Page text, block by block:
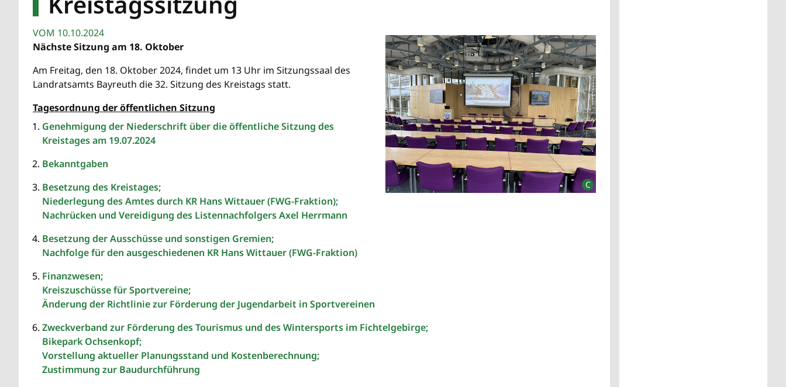
VOM 10.10.2024
Nächste Sitzung am 18. Oktober
Am Freitag, den 18. Oktober 2024, findet um 13 Uhr im Sitzungssaal des
Landratsamts Bayreuth die 32. Sitzung des Kreistags statt.
Tagesordnung der öffentlichen Sitzung
Genehmigung der Niederschrift über die öffentliche Sitzung des
Kreistages am 19.07.2024
Bekanntgaben
Besetzung des Kreistages;
Niederlegung des Amtes durch KR Hans Wittauer (FWG-Fraktion);
Nachrücken und Vereidigung des Listennachfolgers Axel Herrmann
Besetzung der Ausschüsse und sonstigen Gremien;
Nachfolge für den ausgeschiedenen KR Hans Wittauer (FWG-Fraktion)
Finanzwesen;
Kreiszuschüsse für Sportvereine;
Änderung der Richtlinie zur Förderung der Jugendarbeit in Sportvereinen
Zweckverband zur Förderung des Tourismus und des Wintersports im Fichtelgebirge;
Bikepark Ochsenkopf;
Vorstellung aktueller Planungsstand und Kostenberechnung;
Zustimmung zur Baudurchführung